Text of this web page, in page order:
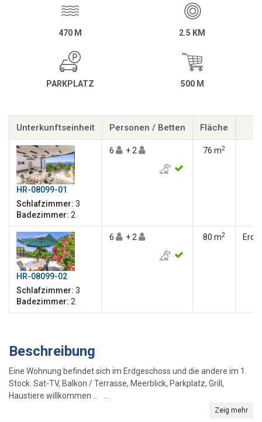
470 M 2.5 KM
PARKPLATZ 500 M
Unterkunftseinheit Personen / Betten Fläche
HR-08099-01
Schlafzimmer: 3
Badezimmer: 2
6 + 2 76 m2
HR-08099-02
Schlafzimmer: 3
Badezimmer: 2
6 + 2 80 m2
Beschreibung
Eine Wohnung befindet sich im Erdgeschoss und die andere im 1.
Stock. Sat-TV, Balkon / Terrasse, Meerblick, Parkplatz, Grill,
Haustiere willkommen ... ...
Zeig mehr